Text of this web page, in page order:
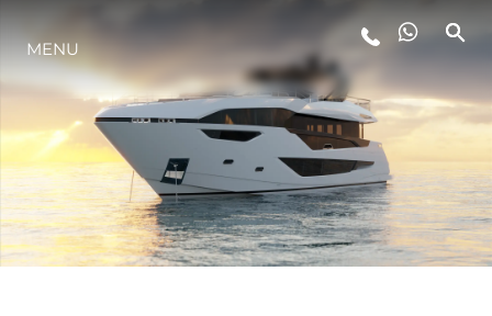
YAŞAM ŞEKLİ
YENILIK
ŞİRKET
EKIP
MENU